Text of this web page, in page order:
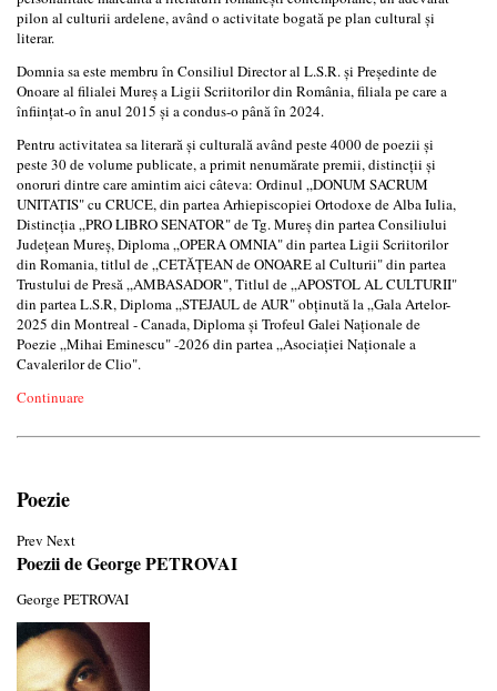
pilon al culturii ardelene, având o activitate bogată pe plan cultural și
literar.
Domnia sa este membru în Consiliul Director al L.S.R. și Președinte de
Onoare al filialei Mureș a Ligii Scriitorilor din România, filiala pe care a
înființat-o în anul 2015 și a condus-o până în 2024.
Pentru activitatea sa literară și culturală având peste 4000 de poezii și
peste 30 de volume publicate, a primit nenumărate premii, distincții și
onoruri dintre care amintim aici câteva: Ordinul „DONUM SACRUM
UNITATIS" cu CRUCE, din partea Arhiepiscopiei Ortodoxe de Alba Iulia,
Distincția „PRO LIBRO SENATOR" de Tg. Mureș din partea Consiliului
Județean Mureș, Diploma „OPERA OMNIA" din partea Ligii Scriitorilor
din Romania, titlul de „CETĂȚEAN de ONOARE al Culturii" din partea
Trustului de Presă „AMBASADOR", Titlul de „APOSTOL AL CULTURII"
din partea L.S.R, Diploma „STEJAUL de AUR" obținută la „Gala Artelor-
2025 din Montreal - Canada, Diploma și Trofeul Galei Naționale de
Poezie „Mihai Eminescu" -2026 din partea „Asociației Naționale a
Cavalerilor de Clio".
Continuare
Poezie
Prev Next
Poezii de George PETROVAI
George PETROVAI